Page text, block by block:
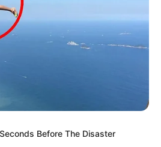
RN é aprovado por unanimidade
a lista das cidades que já se
R$ 2.424
sobre a EC 120, Previne Brasil, PQA-
Before The Disaster